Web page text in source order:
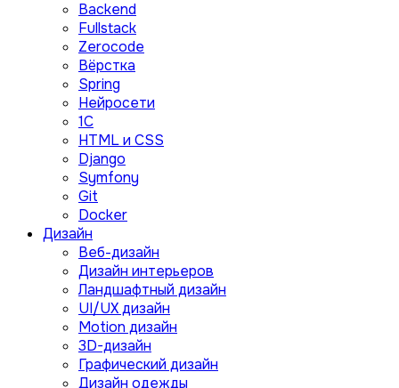
Backend
Fullstack
Zerocode
Вёрстка
Spring
Нейросети
1C
HTML и CSS
Django
Symfony
Git
Docker
Дизайн
Веб-дизайн
Дизайн интерьеров
Ландшафтный дизайн
UI/UX дизайн
Motion дизайн
3D-дизайн
Графический дизайн
Дизайн одежды